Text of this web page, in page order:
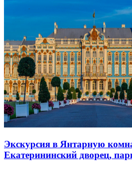
Экскурсия в Янтарную
Екатерининский дворец,